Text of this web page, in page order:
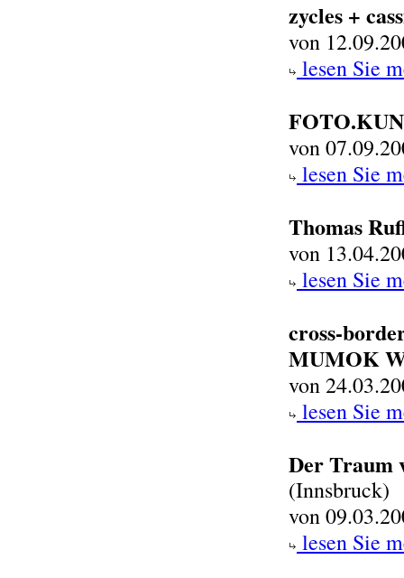
zycles +
von
lesen Sie
von
lesen Sie
Thomas
von
lesen Sie
cross-
MUMOK
von
lesen Sie
Der Traum
(Innsbruck)
von
lesen Sie